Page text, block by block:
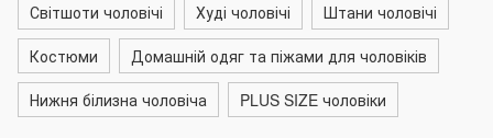
Світшоти чоловічі
Худі чоловічі
Штани чоловічі
Костюми
Домашній одяг та піжами для чоловіків
Нижня білизна чоловіча
PLUS SIZE чоловіки